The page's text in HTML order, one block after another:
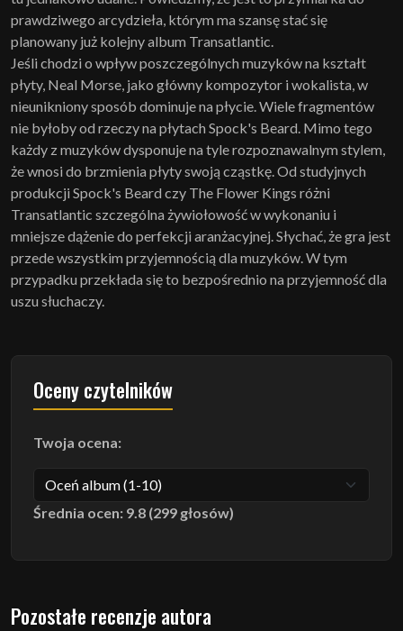
prawdziwego arcydzieła, którym ma szansę stać się
planowany już kolejny album Transatlantic.
Jeśli chodzi o wpływ poszczególnych muzyków na kształt
płyty, Neal Morse, jako główny kompozytor i wokalista, w
nieunikniony sposób dominuje na płycie. Wiele fragmentów
nie byłoby od rzeczy na płytach Spock's Beard. Mimo tego
każdy z muzyków dysponuje na tyle rozpoznawalnym stylem,
że wnosi do brzmienia płyty swoją cząstkę. Od studyjnych
produkcji Spock's Beard czy The Flower Kings różni
Transatlantic szczególna żywiołowość w wykonaniu i
mniejsze dążenie do perfekcji aranżacyjnej. Słychać, że gra jest
przede wszystkim przyjemnością dla muzyków. W tym
przypadku przekłada się to bezpośrednio na przyjemność dla
uszu słuchaczy.
Oceny czytelników
Twoja ocena:
Średnia ocen: 9.8 (299 głosów)
Pozostałe recenzje autora